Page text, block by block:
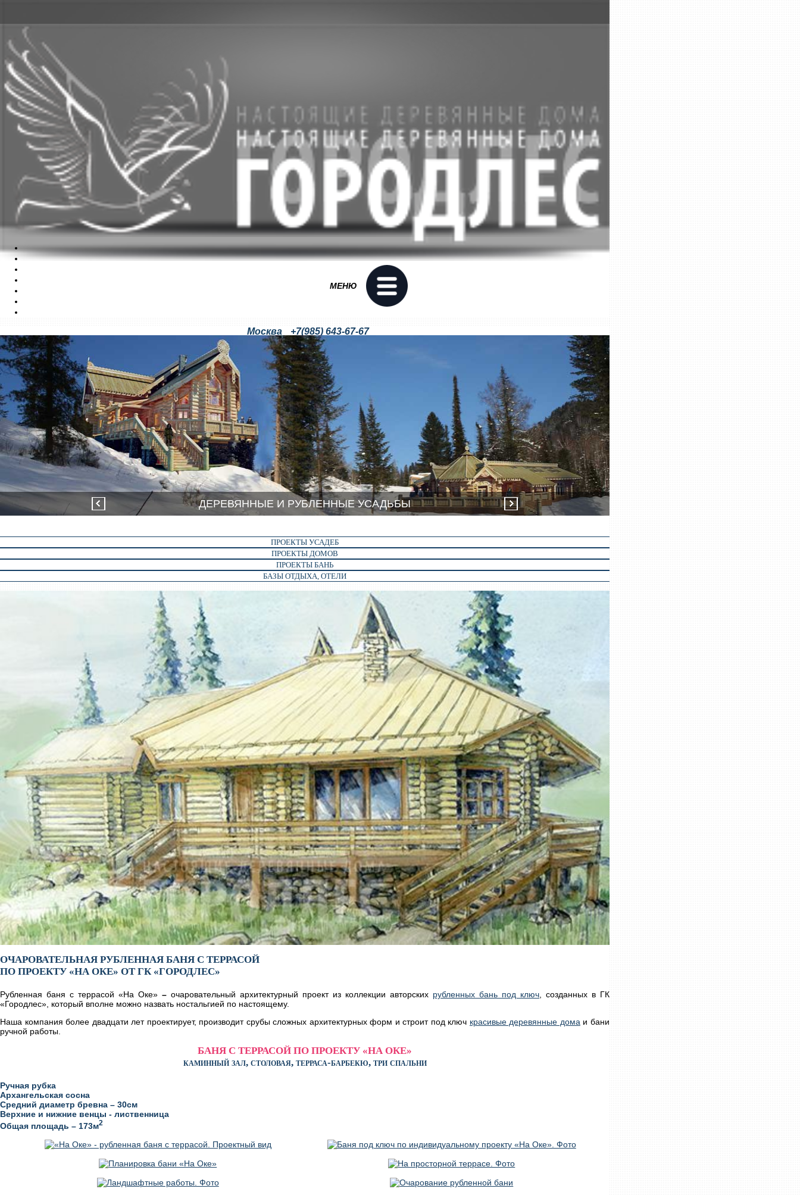
ПРОЕКТИРОВАНИЕ
МЕНЮ
Москва
+7(985) 643-67-67
+7(985) 504-27-04
ДЕРЕВЯННЫЕ И РУБЛЕННЫЕ УСАДЬБЫ
ПРОЕКТЫ УСАДЕБ
ПРОЕКТЫ ДОМОВ
ПРОЕКТЫ БАНЬ
БАЗЫ ОТДЫХА, ОТЕЛИ
ОЧАРОВАТЕЛЬНАЯ РУБЛЕННАЯ БАНЯ С ТЕРРАСОЙ
ПО ПРОЕКТУ «НА ОКЕ» ОТ ГК «ГОРОДЛЕС»
Рубленная баня с террасой «На Оке» – очаровательный архитектурный проект из коллекции авторских рубленных бань под ключ, созданных в ГК
«Городлес», который вполне можно назвать ностальгией по настоящему.
Наша компания более двадцати лет проектирует, производит срубы сложных архитектурных форм и строит под ключ красивые деревянные домаи бани
ручной работы.
БАНЯ С ТЕРРАСОЙ ПО ПРОЕКТУ «НА ОКЕ»
каминный зал, столовая, терраса-барбекю, три спальни
Ручная рубка
Архангельская сосна
Средний диаметр бревна – 30см
Верхние и нижние венцы - лиственница
Общая площадь – 173м2